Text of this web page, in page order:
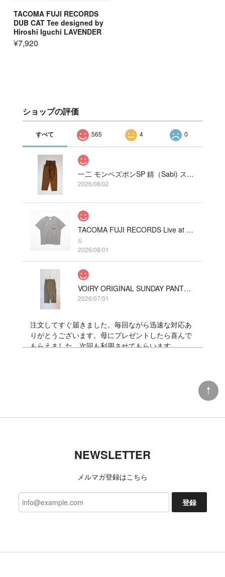
TACOMA FUJI RECORDS
DUB CAT Tee designed by
Hiroshi Iguchi LAVENDER
¥7,920
ショップの評価
すべて 565 4 0
一二 モンペズボンSP 錆（Sabi) ストレッチ
2026/08/02
TACOMA FUJI RECORDS Live at Fillmore!? Tee designed by Hirohisa Yokoyama HEATHER GRAY
S
2026/08/01
VOIRY ORIGINAL SUNDAY PANTS-C/LINEN COLOR カーキ
2026/07/31
注文してすぐ届きました。毎回ながら迅速な対応あ
りがとうございます。母にプレゼントしたら喜んで
もらえました。次回も利用させてもらいます。
L
今回も、迅速な対応ありがとうございました 新たな
発見、楽しみにしております!
るよう努めます。 今後ともよろしくお
NEWSLETTER
メルマガ登録はこちら
登録